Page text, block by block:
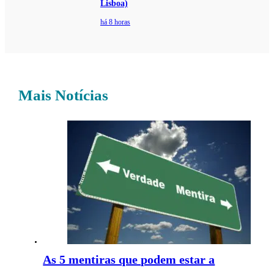
Lisboa)
há 8 horas
Mais Notícias
As 5 mentiras que podem estar a